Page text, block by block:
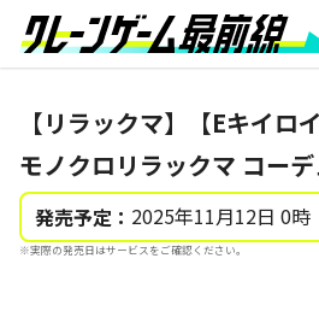
【リラックマ】【Eキイロ
モノクロリラックマ コー
発売予定： 2025年11月12日 0時
※実際の発売日はサービスをご確認ください。